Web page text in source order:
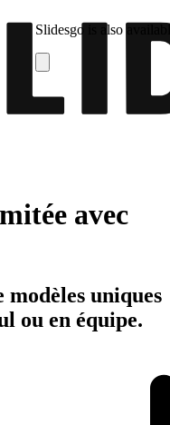
Slidesgo is also
avec
modèles uniques
ou en équipe.